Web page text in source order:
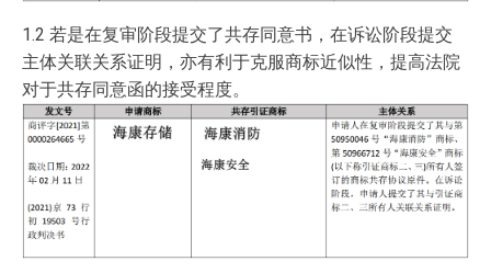
1.2 若是在复审阶段提交了共存同意书，在诉讼阶段提交
主体关联关系证明，亦有利于克服商标近似性，提高法院
对于共存同意函的接受程度。